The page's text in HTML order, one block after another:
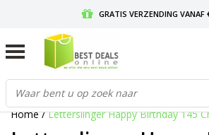
GRATIS VERZENDING VANAF
GRATIS RETOURNEREN EN 30 DAGEN
Home/Letterslinger Happy Birthday 145